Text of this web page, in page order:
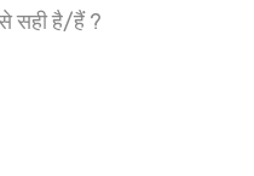
सही है/हैं ?